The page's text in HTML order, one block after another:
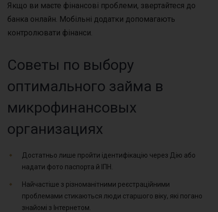
Якщо ви маєте фінансові проблеми, звертайтеся до
банка онлайн. Мобільні додатки допомагають
контролювати фінанси.
Советы по выбору
оптимального займа в
микрофинансовых
организациях
Достатньо лише пройти ідентифікацію через Дію або
надати фото паспорта й ІПН.
Найчастіше з різноманітними реєстраційними
проблемами стикаються люди старшого віку, які погано
знайомі з Інтернетом.